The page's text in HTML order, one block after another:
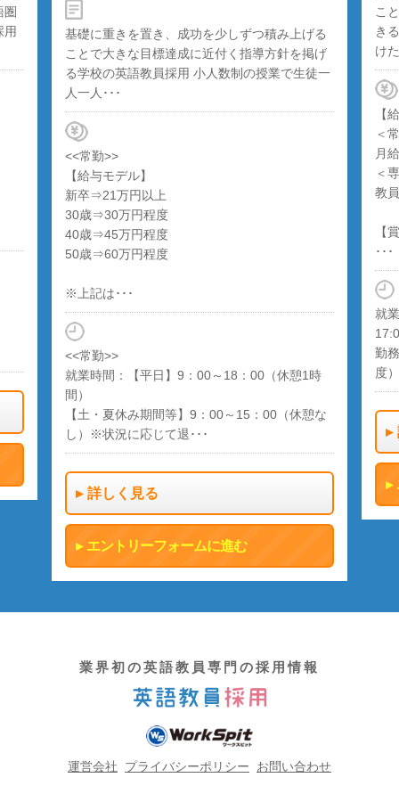
圏
用
基礎に重きを置き、成功を少しずつ積み上げる
ことで大きな目標達成に近付く指導方針を掲げ
る学校の英語教員採用 小人数制の授業で生徒一
人一人･･･
<<常勤>>
【給与モデル】
新卒⇒21万円以上
30歳⇒30万円程度
40歳⇒45万円程度
50歳⇒60万円程度
※上記は･･･
<<常勤>>
就業時間：【平日】9：00～18：00（休憩1時
間）
【土・夏休み期間等】9：00～15：00（休憩な
し）※状況に応じて退･･･
詳しく見る
エントリーフォームに進む
こ
き
け
【
＜
月
＜
教
【
･･･
就
勤
度）
業界初の英語教員専門の採用情報
運営会社 プライバシーポリシー お問い合わせ